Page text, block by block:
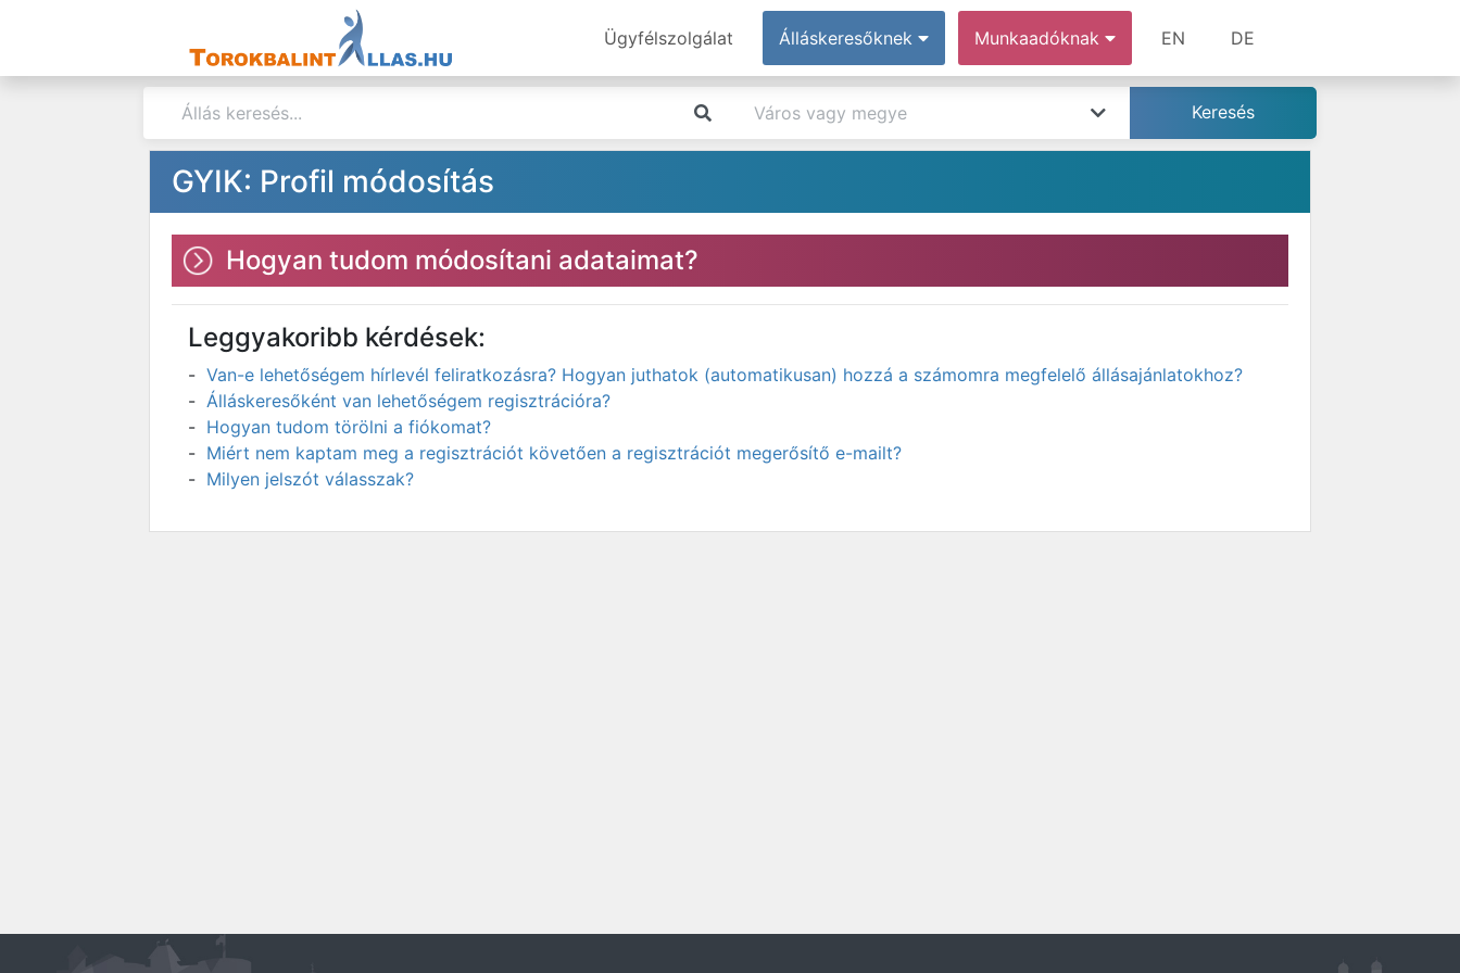
Ügyfélszolgálat Álláskeresőknek Munkaadóknak EN DE
GYIK: Profil módosítás
Hogyan tudom módosítani adataimat?
Leggyakoribb kérdések:
Van-e lehetőségem hírlevél feliratkozásra? Hogyan juthatok (automatikusan) hozzá a számomra megfelelő állásajánlatokhoz?
Álláskeresőként van lehetőségem regisztrációra?
Hogyan tudom törölni a fiókomat?
Miért nem kaptam meg a regisztrációt követően a regisztrációt megerősítő e-mailt?
Milyen jelszót válasszak?